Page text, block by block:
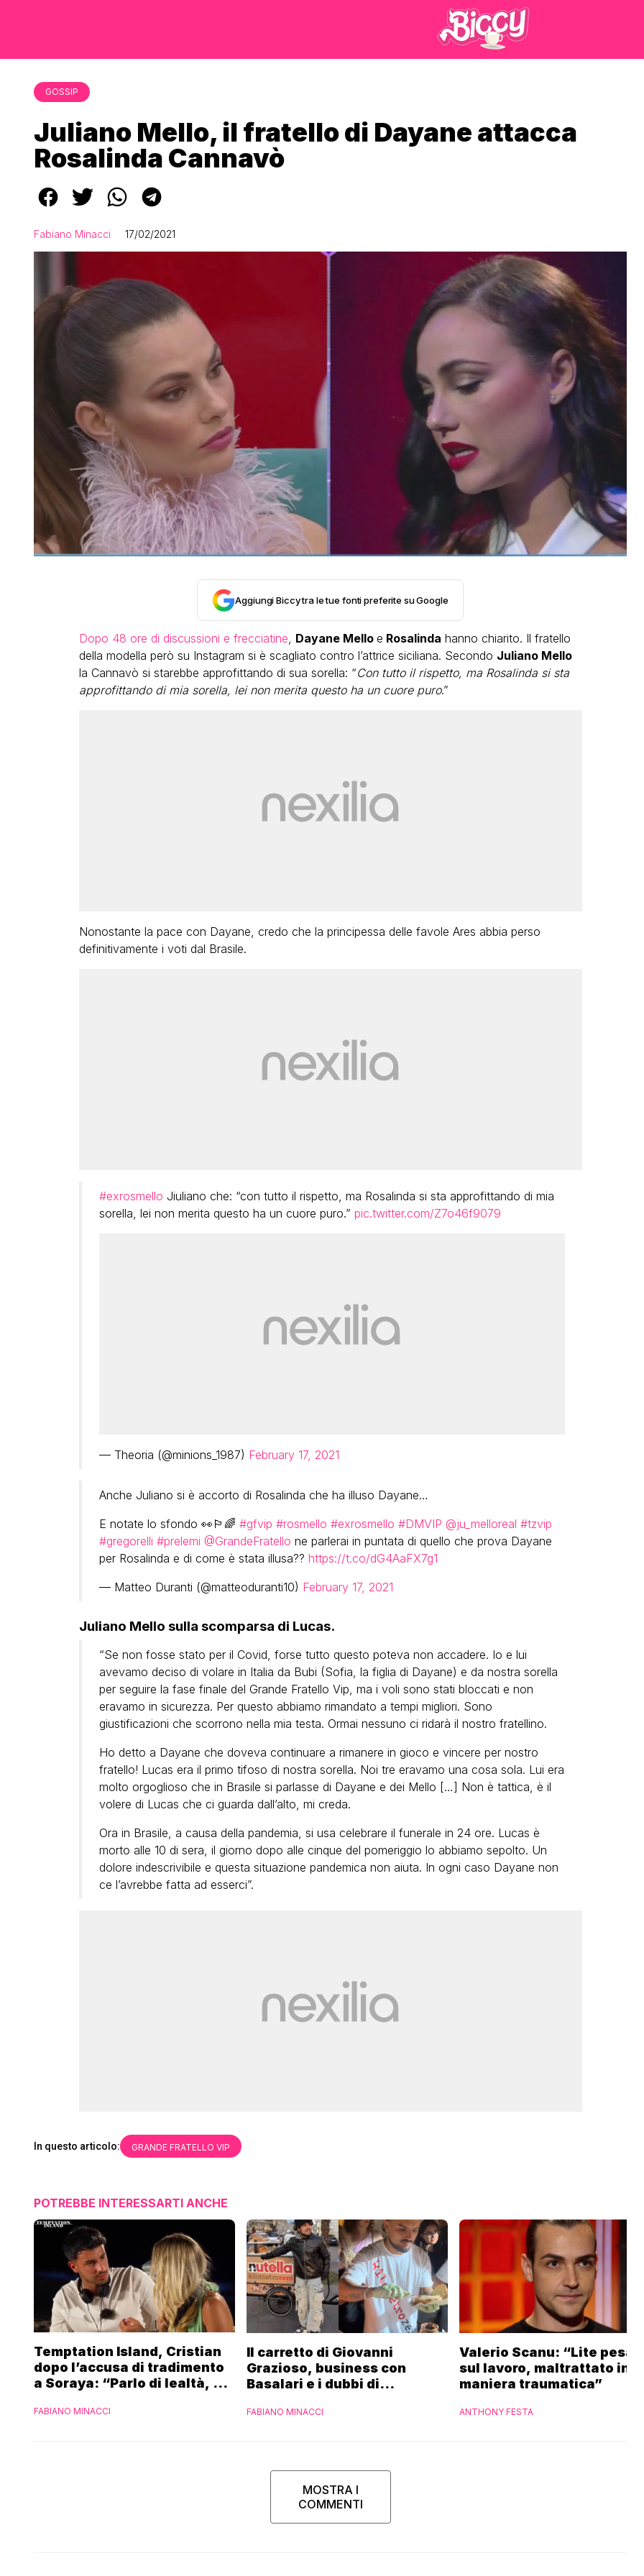
GOSSIP
Juliano Mello, il fratello di Dayane attacca
Rosalinda Cannavò
Fabiano Minacci 17/02/2021
Aggiungi Biccy tra le tue fonti preferite su Google
Dopo 48 ore di discussioni e frecciatine, Dayane Mello e Rosalinda hanno chiarito. Il fratello
della modella però su Instagram si è scagliato contro l’attrice siciliana. Secondo Juliano Mello
la Cannavò si starebbe approfittando di sua sorella: “Con tutto il rispetto, ma Rosalinda si sta
approfittando di mia sorella, lei non merita questo ha un cuore puro.”
Nonostante la pace con Dayane, credo che la principessa delle favole Ares abbia perso
definitivamente i voti dal Brasile.
#exrosmello Jiuliano che: “con tutto il rispetto, ma Rosalinda si sta approfittando di mia
sorella, lei non merita questo ha un cuore puro.” pic.twitter.com/Z7o46f9079
— Theoria (@minions_1987) February 17, 2021
Anche Juliano si è accorto di Rosalinda che ha illuso Dayane…
E notate lo sfondo 👀🏳️‍🌈 #gfvip #rosmello #exrosmello #DMVIP @ju_melloreal #tzvip
#gregorelli #prelemi @GrandeFratello ne parlerai in puntata di quello che prova Dayane
per Rosalinda e di come è stata illusa?? https://t.co/dG4AaFX7g1
— Matteo Duranti (@matteoduranti10) February 17, 2021
Juliano Mello sulla scomparsa di Lucas.
“Se non fosse stato per il Covid, forse tutto questo poteva non accadere. Io e lui
avevamo deciso di volare in Italia da Bubi (Sofia, la figlia di Dayane) e da nostra sorella
per seguire la fase finale del Grande Fratello Vip, ma i voli sono stati bloccati e non
eravamo in sicurezza. Per questo abbiamo rimandato a tempi migliori. Sono
giustificazioni che scorrono nella mia testa. Ormai nessuno ci ridarà il nostro fratellino.
Ho detto a Dayane che doveva continuare a rimanere in gioco e vincere per nostro
fratello! Lucas era il primo tifoso di nostra sorella. Noi tre eravamo una cosa sola. Lui era
molto orgoglioso che in Brasile si parlasse di Dayane e dei Mello […] Non è tattica, è il
volere di Lucas che ci guarda dall’alto, mi creda.
Ora in Brasile, a causa della pandemia, si usa celebrare il funerale in 24 ore. Lucas è
morto alle 10 di sera, il giorno dopo alle cinque del pomeriggio lo abbiamo sepolto. Un
dolore indescrivibile e questa situazione pandemica non aiuta. In ogni caso Dayane non
ce l’avrebbe fatta ad esserci”.
In questo articolo: GRANDE FRATELLO VIP
POTREBBE INTERESSARTI ANCHE
Temptation Island, Cristian
dopo l’accusa di tradimento
a Soraya: “Parlo di lealtà, ma
FABIANO MINACCI
Il carretto di Giovanni
Grazioso, business con
Basalari e i dubbi di
Ferrero”
FABIANO MINACCI
Valerio Scanu: “Lite
sul lavoro, maltrattato in
maniera traumatica”
ANTHONY FESTA
MOSTRA I
COMMENTI